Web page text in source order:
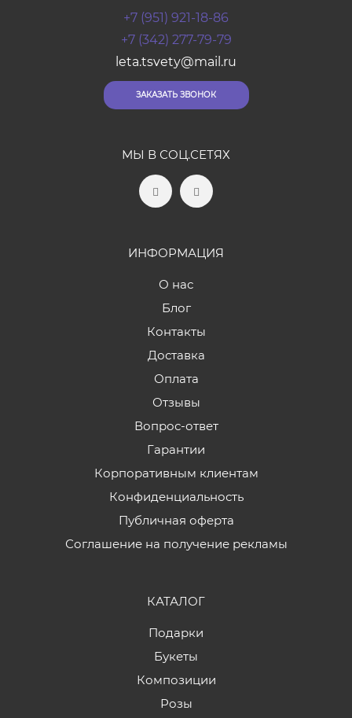
+7 (951) 921-18-86
+7 (342) 277-79-79
leta.tsvety@mail.ru
ЗАКАЗАТЬ ЗВОНОК
МЫ В СОЦ.СЕТЯХ
ИНФОРМАЦИЯ
О нас
Блог
Контакты
Доставка
Оплата
Отзывы
Вопрос-ответ
Гарантии
Корпоративным клиентам
Конфиденциальность
Публичная оферта
Соглашение на получение рекламы
КАТАЛОГ
Подарки
Букеты
Композиции
Розы